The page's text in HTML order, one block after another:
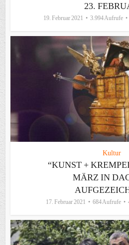
23.
19. Februar 2021 3.994 Aufrufe
Kultur
“KUNST +
MÄRZ IN
17. Februar 2021 684 Aufrufe